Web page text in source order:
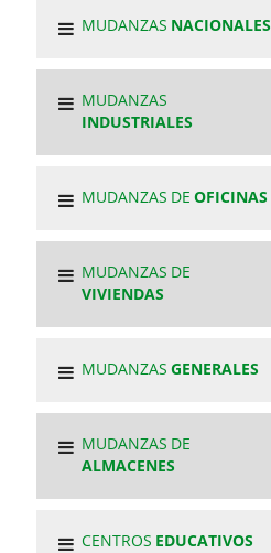
MUDANZAS NACIONALES
MUDANZAS
INDUSTRIALES
MUDANZAS DE OFICINAS
MUDANZAS DE
VIVIENDAS
MUDANZAS GENERALES
MUDANZAS DE
ALMACENES
CENTROS EDUCATIVOS